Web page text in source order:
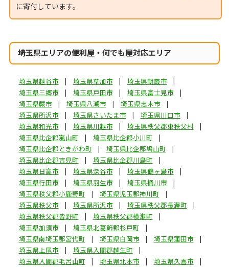
に寄付しています。
埼玉県エリアの便利屋・何でも屋対応エリア
埼玉県越谷市 埼玉県草加市
埼玉県朝霞市
埼玉県三郷市
埼玉県戸田市
埼玉県富士見市
埼玉県蕨市
埼玉県八潮市
埼玉県志木市
埼玉県所沢市
埼玉県さいたま市
埼玉県川口市
埼玉県和光市
埼玉県川越市
埼玉県秩父郡東秩父村
埼玉県比企郡嵐山町
埼玉県比企郡小川町
埼玉県比企郡ときがわ町
埼玉県比企郡鳩山町
埼玉県比企郡吉見町
埼玉県比企郡川島町
埼玉県日高市
埼玉県深谷市
埼玉県鶴ヶ島市
埼玉県行田市
埼玉県羽生市
埼玉県桶川市
埼玉県秩父郡小鹿野町
埼玉県児玉郡神川町
埼玉県秩父市
埼玉県所沢市
埼玉県秩父郡長瀞町
埼玉県秩父郡皆野町
埼玉県秩父郡横瀬町
埼玉県加須市
埼玉県北葛飾郡杉戸町
埼玉県南埼玉郡宮代町
埼玉県白岡市
埼玉県蓮田市
埼玉県上尾市
埼玉県入間郡越生町
埼玉県入間郡毛呂山町
埼玉県北本市
埼玉県久喜市